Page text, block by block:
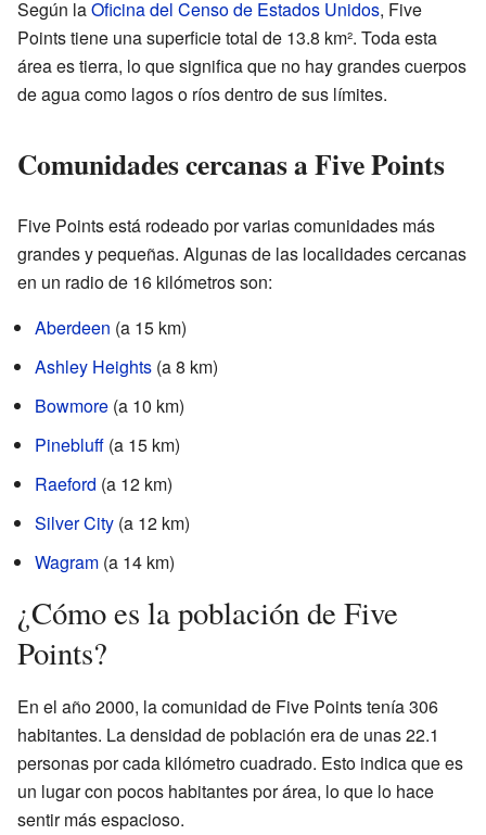
Según laOficina del Censo de Estados Unidos, Five
Points tiene una superficie total de 13.8 km². Toda esta
área es tierra, lo que significa que no hay grandes cuerpos
de agua como lagos o ríos dentro de sus límites.
Comunidades cercanas a Five Points
Five Points está rodeado por varias comunidades más
grandes y pequeñas. Algunas de las localidades cercanas
en un radio de 16 kilómetros son:
Aberdeen (a 15 km)
Ashley Heights (a 8 km)
Bowmore (a 10 km)
Pinebluff (a 15 km)
Raeford (a 12 km)
Silver City (a 12 km)
Wagram (a 14 km)
¿Cómo es la población de Five
Points?
En el año 2000, la comunidad de Five Points tenía 306
habitantes. La densidad de población era de unas 22.1
personas por cada kilómetro cuadrado. Esto indica que es
un lugar con pocos habitantes por área, lo que lo hace
sentir más espacioso.